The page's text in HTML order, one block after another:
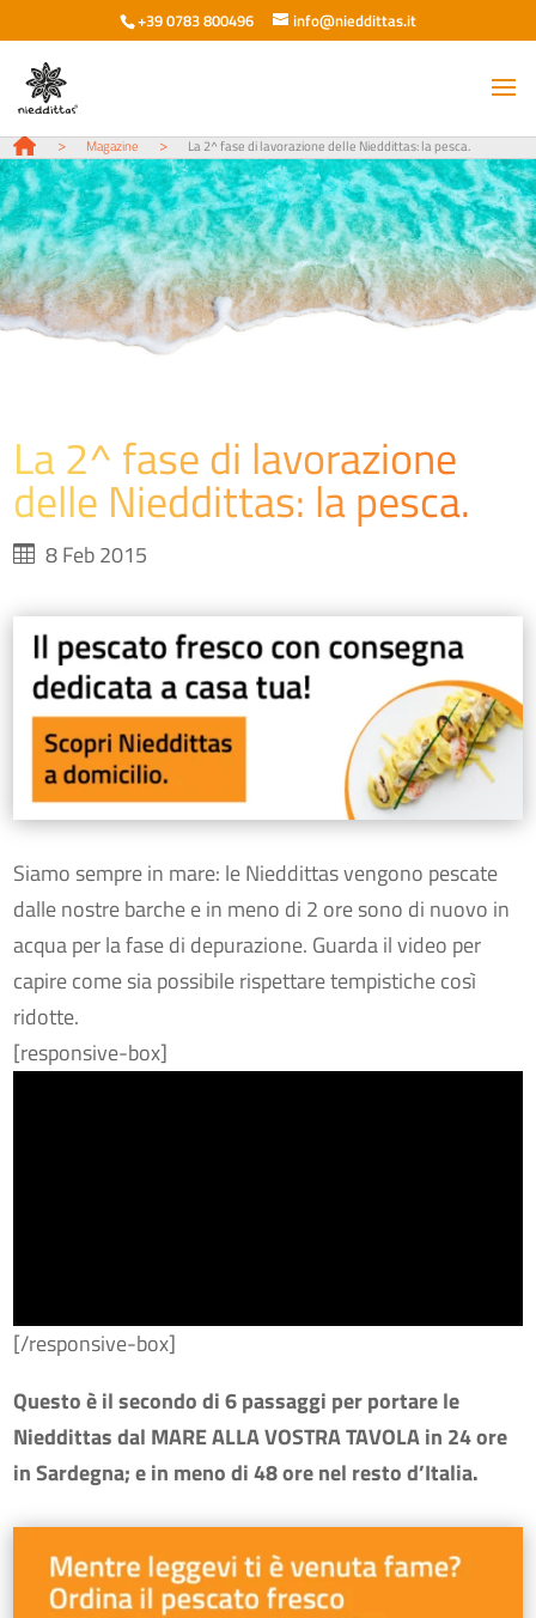
+39 0783 800496 info@nieddittas.it
> Magazine > La 2^ fase di lavorazione delle Nieddittas: la pesca.
La 2^ fase di lavorazione
delle Nieddittas: la pesca.
8 Feb 2015
Siamo sempre in mare: le Nieddittas vengono pescate
dalle nostre barche e in meno di 2 ore sono di nuovo in
acqua per la fase di depurazione. Guarda il video per
capire come sia possibile rispettare tempistiche così
ridotte.
[responsive-box]
[/responsive-box]
Questo è il secondo di 6 passaggi per portare le
Nieddittas dal MARE ALLA VOSTRA TAVOLA in 24 ore
in Sardegna; e in meno di 48 ore nel resto d’Italia.